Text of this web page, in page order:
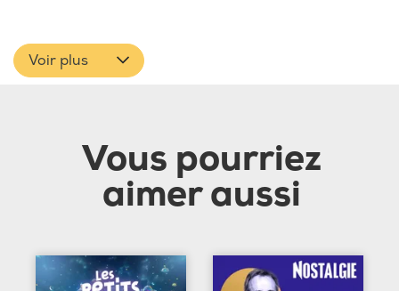
Voir plus
Vous pourriez
aimer aussi